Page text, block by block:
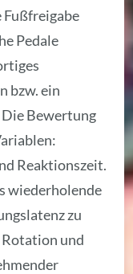
Fußfreigabe
Pedale
bzw. ein
Bewertung
Reaktionszeit.
wiederholende
zu
und